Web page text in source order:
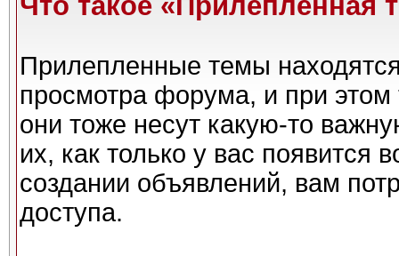
Прилепленные темы
просмотра форума, и при
они тоже несут какую-то
их, как только у вас появится
создании объявлений, вам
доступа.